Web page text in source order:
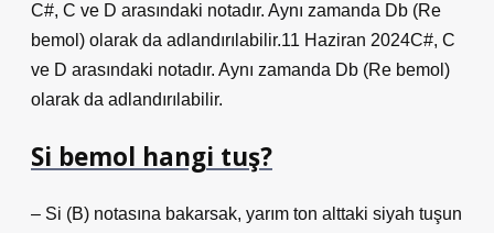
C#, C ve D arasındaki notadır. Aynı zamanda Db (Re
bemol) olarak da adlandırılabilir.11 Haziran 2024C#, C
ve D arasındaki notadır. Aynı zamanda Db (Re bemol)
olarak da adlandırılabilir.
Si bemol hangi tuş?
– Si (B) notasına bakarsak, yarım ton alttaki siyah tuşun